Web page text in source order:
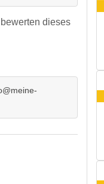
dieses